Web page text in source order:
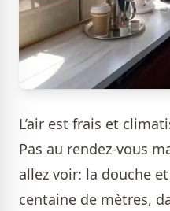
L’air est frais et
Pas au rendez-vous
allez voir: la douche
centaine de mètres,